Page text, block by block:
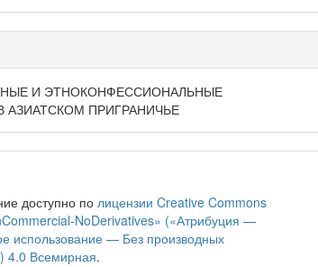
И ЭТНОКОНФЕССИОНАЛЬНЫЕ
ПРИГРАНИЧЬЕ
доступно полицензии Creative Commons
NoDerivatives» («Атрибуция —
использование — Без производных
4.0 Всемирная.